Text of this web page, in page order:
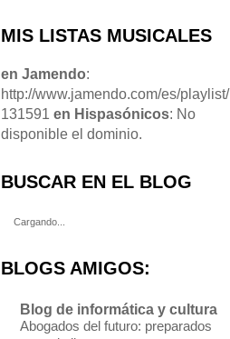
MIS LISTAS MUSICALES
en Jamendo:
http://www.jamendo.com/es/playlist/
131591 en Hispasónicos: No
disponible el dominio.
BUSCAR EN EL BLOG
Cargando...
BLOGS AMIGOS:
Blog de informática y cultura
Abogados del futuro: preparados